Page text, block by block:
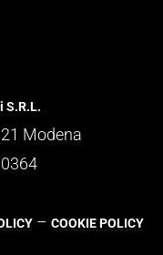
S.R.L.
Modena
– COOKIE POLICY